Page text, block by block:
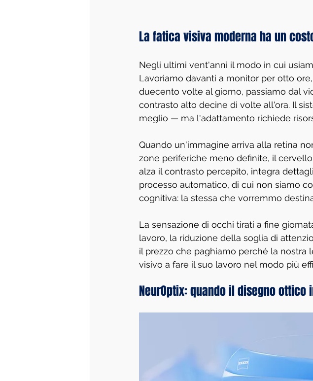
La fatica visiva moderna ha un
Negli ultimi vent'anni il modo in cui
Lavoriamo davanti a monitor per otto
duecento volte al giorno, passiamo dal
contrasto alto decine di volte all'ora. Il
meglio — ma l'adattamento richiede
Quando un'immagine arriva alla retina
zone periferiche meno definite, il
alza il contrasto percepito, integra
processo automatico, di cui non siamo
cognitiva: la stessa che vorremmo
La sensazione di occhi tirati a fine
lavoro, la riduzione della soglia di
il prezzo che paghiamo perché la nostra
visivo a fare il suo lavoro nel modo più
NeurOptix: quando il disegno